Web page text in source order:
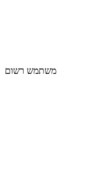
משתמש רשום